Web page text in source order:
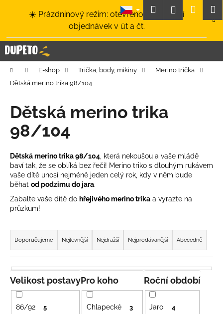
☀️ Prázdninový režim: otevřeno a odesílání
objednávek v út a čt.
HledatPřihlášení
Domů E-shop Trička, body, mikiny
Merino trička
Dětská merino trika 98/104
Dětská merino trika
98/104
Dětská merino trika 98/104 , která nekoušou a vaše mládě
baví tak, že se oblíká bez řečí! Merino triko s dlouhým rukávem
vaše dítě unosí nejméně jeden celý rok, kdy v něm bude
běhat od podzimu do jara.
Zabalte vaše dítě do hřejivého merino trika a vyrazte na
průzkum!
Ř
a
z
e
n
í
p
Doporučujeme Nejlevnější Nejdražší Nejprodávanější Abecedně
Pro koho
Chlapecké 3
Roční období
Jaro 4
Velikost postavy
86/92 5
í
k C
o
p
t
ř
e
u
j
e
t
e
a
j
í
t
?